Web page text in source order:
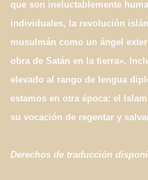
que son ineluctablemente
individuales, la revolución
musulmán como un ángel
obra de Satán en la tierra».
elevado al rango de lengua
estamos en otra época: el
su vocación de regentar y
Derechos de traducción